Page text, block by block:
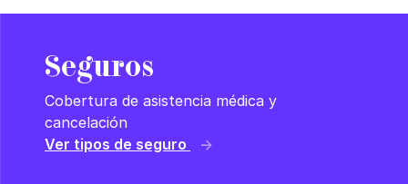
Seguros
Cobertura de asistencia médica y
cancelación
Ver tipos de seguro